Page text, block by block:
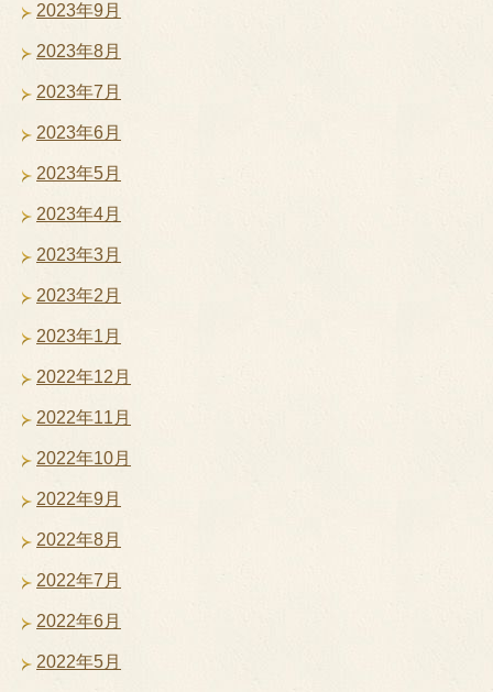
2023年9月
2023年8月
2023年7月
2023年6月
2023年5月
2023年4月
2023年3月
2023年2月
2023年1月
2022年12月
2022年11月
2022年10月
2022年9月
2022年8月
2022年7月
2022年6月
2022年5月